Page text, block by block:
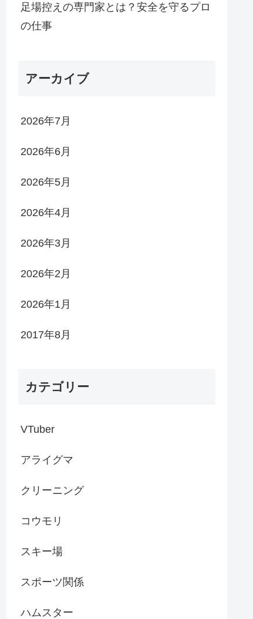
足場控えの専門家とは？安全を守るプロ
の仕事
アーカイブ
2026年7月
2026年6月
2026年5月
2026年4月
2026年3月
2026年2月
2026年1月
2017年8月
カテゴリー
VTuber
アライグマ
クリーニング
コウモリ
スキー場
スポーツ関係
ハムスター